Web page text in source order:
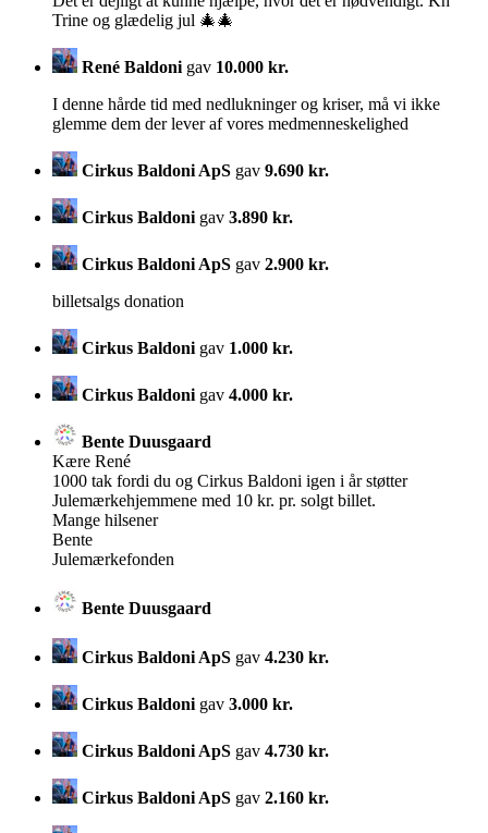
Trine og glædelig jul 🎄🎄
René Baldoni gav 10.000 kr.
I denne hårde tid med nedlukninger og kriser, må vi ikke
glemme dem der lever af vores medmenneskelighed
Cirkus Baldoni ApS gav 9.690 kr.
Cirkus Baldoni gav 3.890 kr.
Cirkus Baldoni ApS gav 2.900 kr.
billetsalgs donation
Cirkus Baldoni gav 1.000 kr.
Cirkus Baldoni gav 4.000 kr.
Bente Duusgaard
Kære René
1000 tak fordi du og Cirkus Baldoni igen i år støtter
Julemærkehjemmene med 10 kr. pr. solgt billet.
Mange hilsener
Bente
Julemærkefonden
Bente Duusgaard
Cirkus Baldoni ApS gav 4.230 kr.
Cirkus Baldoni gav 3.000 kr.
Cirkus Baldoni ApS gav 4.730 kr.
Cirkus Baldoni ApS gav 2.160 kr.